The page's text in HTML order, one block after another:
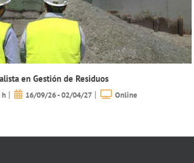
en Gestión de Residuos
h | 16/09/26 - 02/04/27 | Online